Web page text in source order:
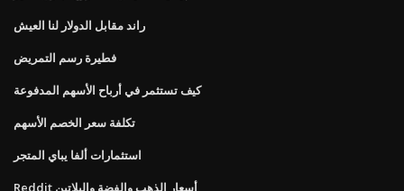
راند مقابل الدولار لنا العيش
فطيرة رسم التمريض
كيف تستثمر في أرباح الأسهم المدفوعة
تكلفة سعر الخصم الأسهم
استثمارات ألفا يباي المتجر
Reddit أسعار الذهب والفضة والبلاتين